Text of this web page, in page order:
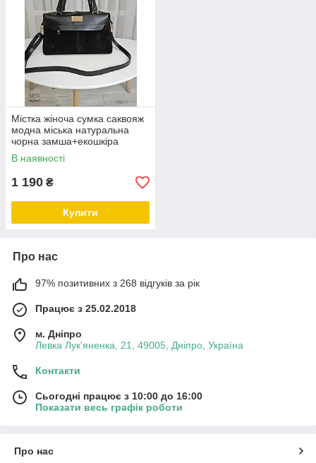
Містка жіноча сумка саквояж
модна міська натуральна
чорна замша+екошкіра
В наявності
1 190 ₴
Купити
Про нас
97% позитивних з 268 відгуків за рік
Працює з 25.02.2018
м. Дніпро
Левка Лук'яненка, 21, 49005, Дніпро, Україна
Контакти
Сьогодні працює з 10:00 до 16:00
Показати весь графік роботи
Про нас